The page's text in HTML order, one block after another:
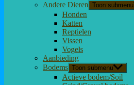
Andere Dieren Toon submenu
Honden
Katten
Reptielen
Vissen
Vogels
Aanbieding
Bodems Toon submenu
Actieve bodem/Soil